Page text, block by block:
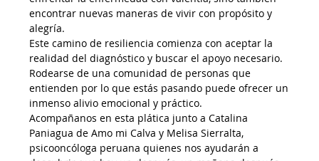
encontrar nuevas maneras de vivir con propósito y
alegría.
Este camino de resiliencia comienza con aceptar la
realidad del diagnóstico y buscar el apoyo necesario.
Rodearse de una comunidad de personas que
entienden por lo que estás pasando puede ofrecer un
inmenso alivio emocional y práctico.
Acompañanos en esta plática junto a Catalina
Paniagua de Amo mi Calva y Melisa Sierralta,
psicooncóloga peruana quienes nos ayudarán a